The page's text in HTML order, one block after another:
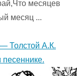
месяцев
месяц ...
Толстой А.К.